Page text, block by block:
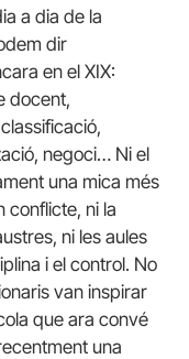
a dia de la
dir
en el XIX:
docent,
negoci… Ni el
una mica més
conflicte, ni la
ni les aules
i el control. No
van inspirar
que ara convé
una